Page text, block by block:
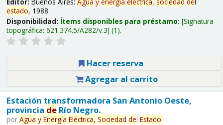
estado, 1988
Disponibilidad: Ítems disponibles para préstamo: Signatura
topográfica: 621.374.5/A282/v.3 (1).
Hacer reserva
Agregar al carrito
Estación transformadora San Antonio Oeste,
provincia deRío Negro.
por Agua y Energía Eléctrica, Sociedad del Estado.